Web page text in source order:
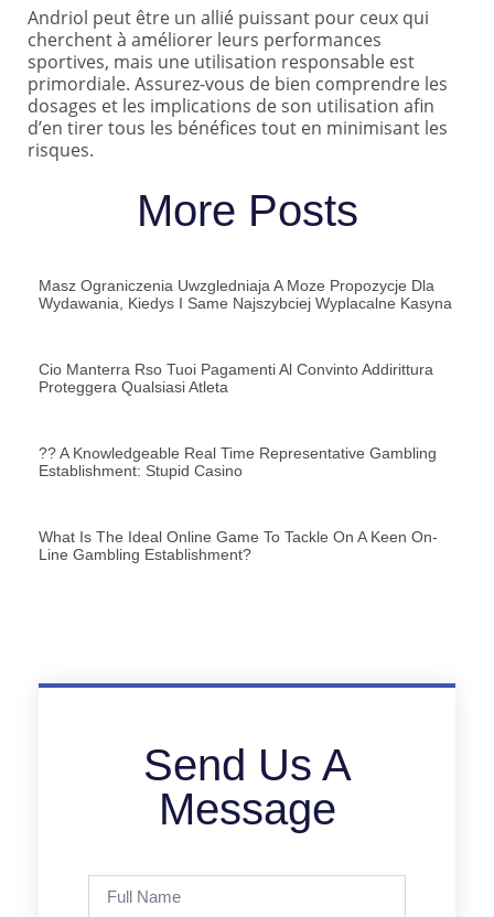
Andriol peut être un allié puissant pour ceux qui
cherchent à améliorer leurs performances
sportives, mais une utilisation responsable est
primordiale. Assurez-vous de bien comprendre les
dosages et les implications de son utilisation afin
d’en tirer tous les bénéfices tout en minimisant les
risques.
More Posts
Masz Ograniczenia Uwzgledniaja A Moze Propozycje Dla
Wydawania, Kiedys I Same Najszybciej Wyplacalne Kasyna
Cio Manterra Rso Tuoi Pagamenti Al Convinto Addirittura
Proteggera Qualsiasi Atleta
?? A Knowledgeable Real Time Representative Gambling
Establishment: Stupid Casino
What Is The Ideal Online Game To Tackle On A Keen On-
Line Gambling Establishment?
Send Us A
Message